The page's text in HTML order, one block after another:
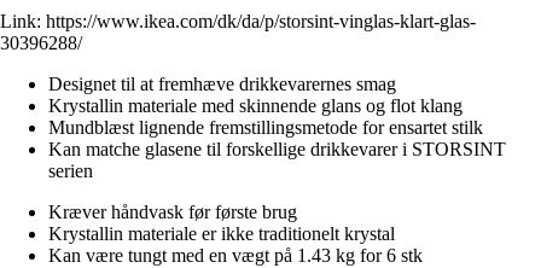
Link: https://www.ikea.com/dk/da/p/storsint-vinglas-klart-glas-
30396288/
Designet til at fremhæve drikkevarernes smag
Krystallin materiale med skinnende glans og flot klang
Mundblæst lignende fremstillingsmetode for ensartet stilk
Kan matche glasene til forskellige drikkevarer i STORSINT
serien
Kræver håndvask før første brug
Krystallin materiale er ikke traditionelt krystal
Kan være tungt med en vægt på 1.43 kg for 6 stk